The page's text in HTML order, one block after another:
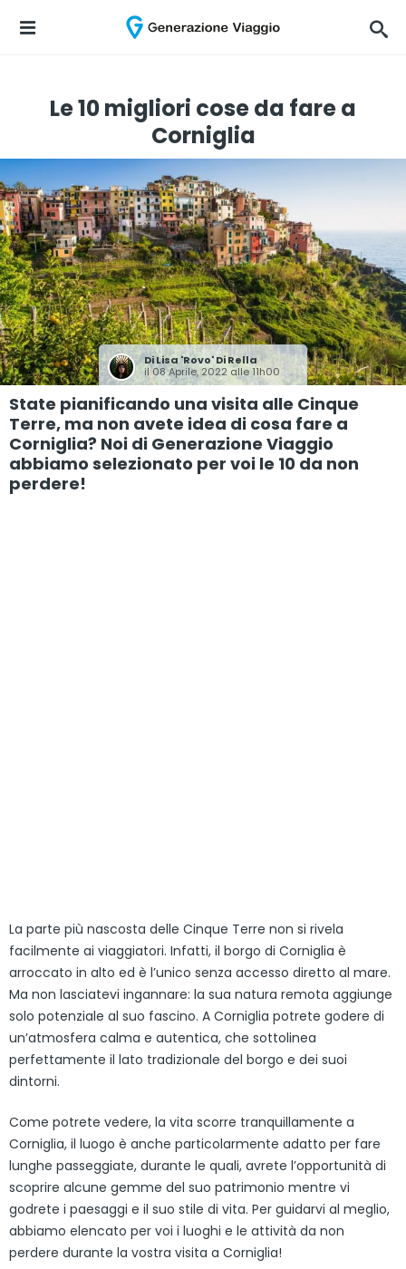
Le 10 migliori cose da fare a
Corniglia
DiLisa 'Rovo' Di Rella
il 08 Aprile, 2022 alle 11h00
State pianificando una visita alle Cinque
Terre, ma non avete idea di cosa fare a
Corniglia? Noi di Generazione Viaggio
abbiamo selezionato per voi le 10 da non
perdere!
La parte più nascosta delle Cinque Terre non si rivela
facilmente ai viaggiatori. Infatti, il borgo di Corniglia è
arroccato in alto ed è l’unico senza accesso diretto al mare.
Ma non lasciatevi ingannare: la sua natura remota aggiunge
solo potenziale al suo fascino. A Corniglia potrete godere di
un’atmosfera calma e autentica, che sottolinea
perfettamente il lato tradizionale del borgo e dei suoi
dintorni.
Come potrete vedere, la vita scorre tranquillamente a
Corniglia, il luogo è anche particolarmente adatto per fare
lunghe passeggiate, durante le quali, avrete l’opportunità di
scoprire alcune gemme del suo patrimonio mentre vi
godrete i paesaggi e il suo stile di vita. Per guidarvi al meglio,
abbiamo elencato per voi i luoghi e le attività da non
perdere durante la vostra visita a Corniglia!